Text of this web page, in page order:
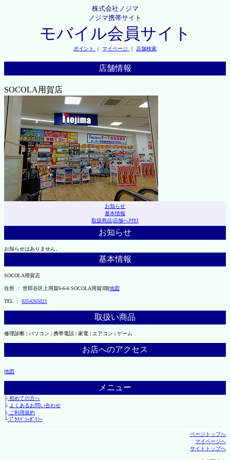
株式会社ノジマ
ノジマ携帯サイト
モバイル会員サイト
ポイント ｜ マイページ ｜ 店舗検索
店舗情報
SOCOLA用賀店
お知らせ
基本情報
取扱商品|店舗へｱｸｾｽ
お知らせ
お知らせはありません。
基本情報
SOCOLA用賀店
住所 ： 世田谷区上用賀6-6-6 SOCOLA用賀3階地図
TEL ： 0354265021
取扱い商品
修理診断 | パソコン | 携帯電話 | 家電 | エアコン | ゲーム
お店へのアクセス
地図
メニュー
├初めての方へ
├ よくあるお問い合わせ
├ご利用規約
└ﾌﾟﾗｲﾊﾞｼｰﾎﾟﾘｼｰ
ページトップへ
マイページへ
サイトトップへ